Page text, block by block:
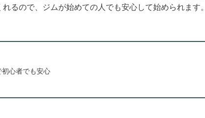
るので、ジムが始めての人でも安心して始められます。
心者でも安心